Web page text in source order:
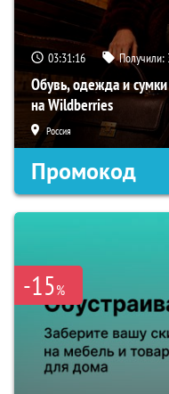
03:31:15 Получили:
Обувь, одежда и
на Wildberries
Россия
Промокод
-15%